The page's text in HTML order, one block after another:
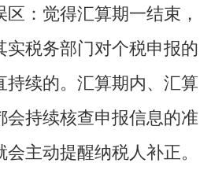
：觉得汇算期一结束，
税务部门对个税申报的
续的。汇算期内、汇算
持续核查申报信息的准
主动提醒纳税人补正。